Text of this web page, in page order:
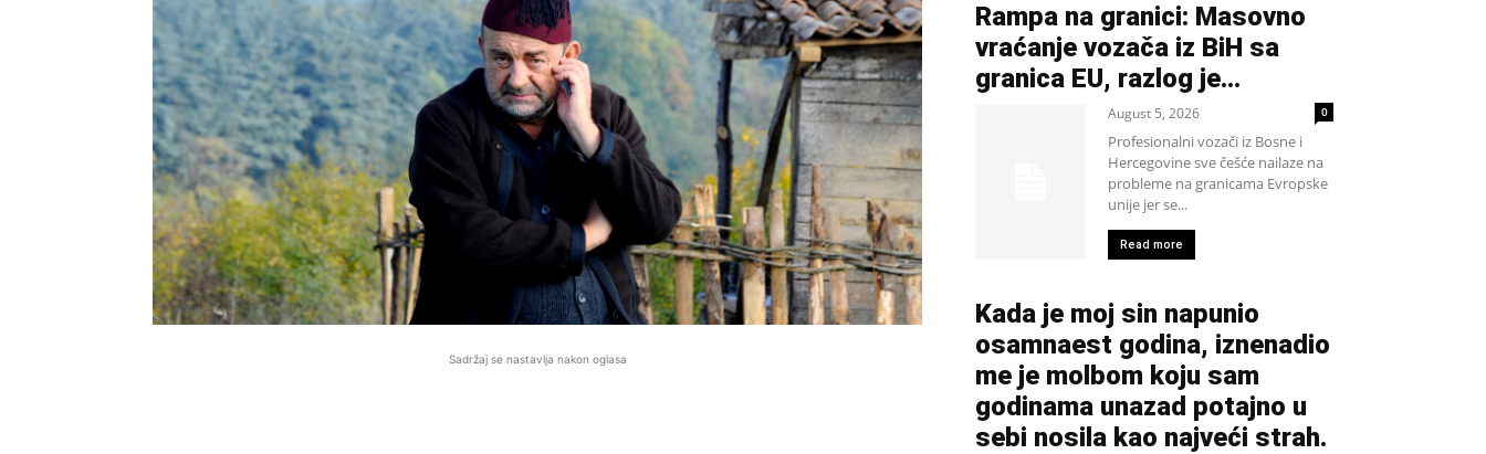
Sadržaj se nastavlja nakon oglasa
Rampa na granici: Masovno
vraćanje vozača iz BiH sa
granica EU, razlog je…
August 5, 2026 0
Profesionalni vozači iz Bosne i
Hercegovine sve češće nailaze na
probleme na granicama Evropske
unije jer se...
Read more
Kada je moj sin napunio
osamnaest godina, iznenadio
me je molbom koju sam
godinama unazad potajno u
sebi nosila kao najveći strah.